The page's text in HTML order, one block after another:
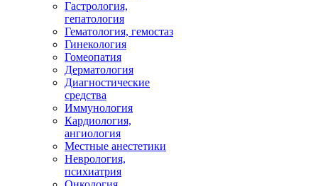
Гастрология,
гепатология
Гематология, гемостаз
Гинекология
Гомеопатия
Дерматология
Диагностические
средства
Иммунология
Кардиология,
ангиология
Местные анестетики
Неврология,
психиатрия